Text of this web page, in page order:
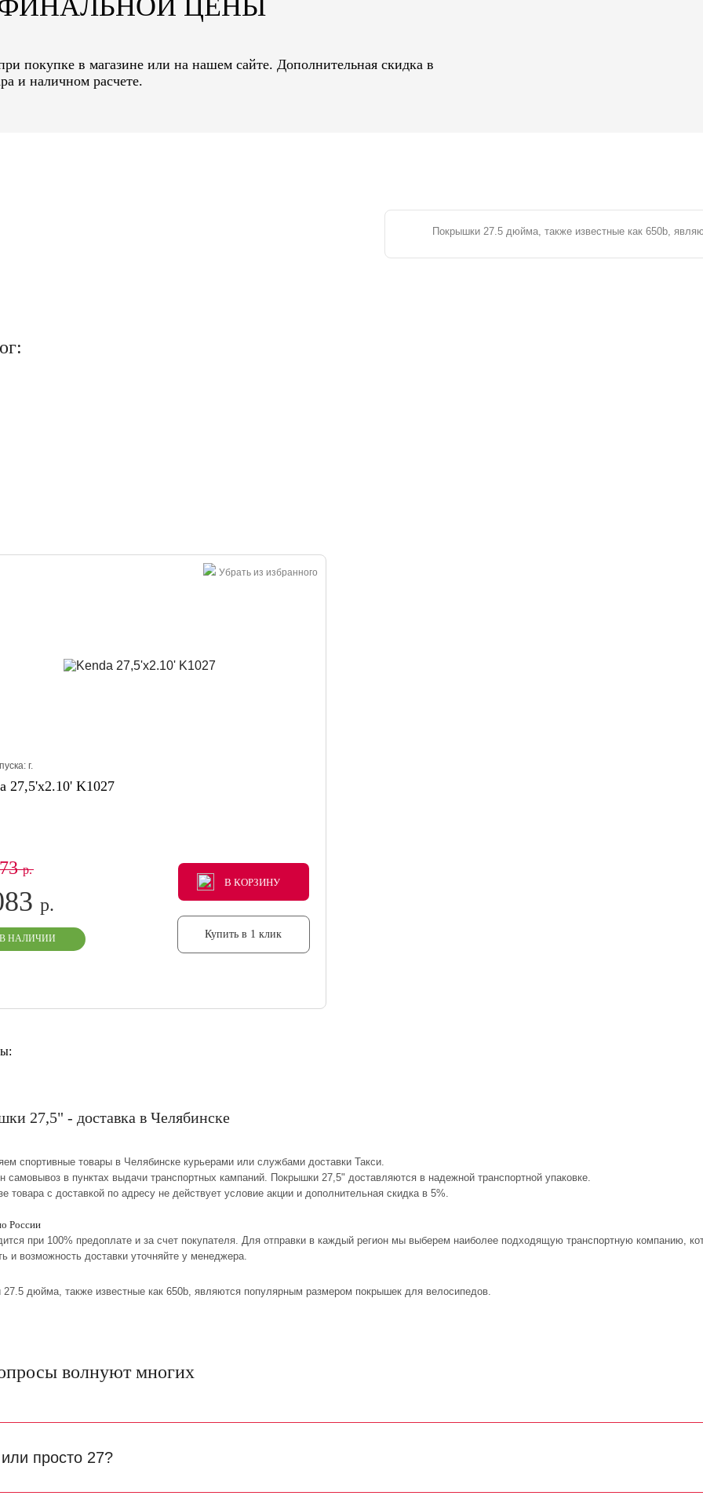
ФИНАЛЬНОЙ ЦЕНЫ
покупке в магазине или на нашем сайте. Дополнительная скидка в
и наличном расчете.
Покрышки 27.5 дюйма, также известные как 650b,
Убрать из избранного
г.
27,5'x2.10' K1027
р.
р.
В НАЛИЧИИ
В КОРЗИНУ
В КОРЗИНУ
В КОРЗИНУ
Купить в 1 клик
27,5" - доставка в Челябинске
спортивные товары в Челябинске курьерами или службами доставки Такси.
самовывоз в пунктах выдачи транспортных кампаний. Покрышки 27,5" доставляются в надежной транспортной упаковке.
товара с доставкой по адресу не действует условие акции и дополнительная скидка в 5%.
России
при 100% предоплате и за счет покупателя. Для отправки в каждый регион мы выберем наиболее подходящую транспортную компанию,
и возможность доставки уточняйте у менеджера.
27.5 дюйма, также известные как 650b, являются популярным размером покрышек для велосипедов.
волнуют многих
просто 27?